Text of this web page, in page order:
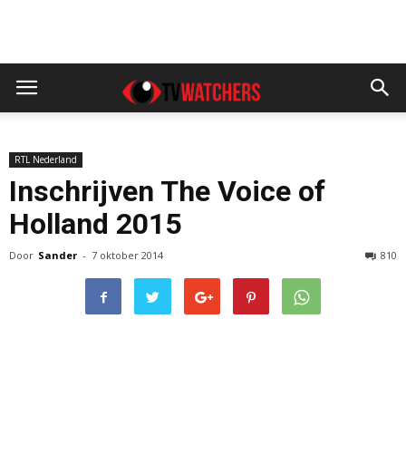
RTL Nederland
Inschrijven The Voice of
Holland 2015
Door Sander - 7 oktober 2014 810